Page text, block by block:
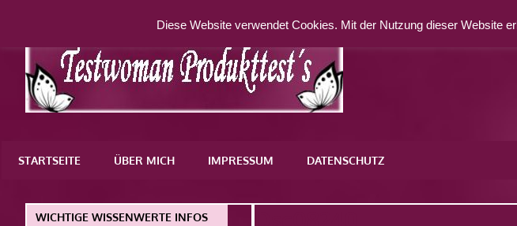
springen
WordPress-
STARTSEITE ÜBER MICH IMPRESSUM DATENSCHUTZ
WICHTIGE WISSENWERTE INFOS
Diese Website verwendet Cookies. Mit der Nutzung dieser Website